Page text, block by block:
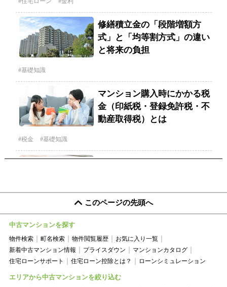
このページの先頭へ
中古マンションを探す
物件検索 町名検索 物件閲覧履歴
お気に入り一覧
新着中古マンション情報
プライスダウン
マンションカタログ
住宅ローンサポート
住宅ローン控除とは？ ローンシミュレーション
エリアから中古マンションを絞り込む